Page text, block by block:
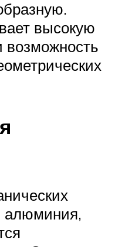
высокую
возможность
алюминия,